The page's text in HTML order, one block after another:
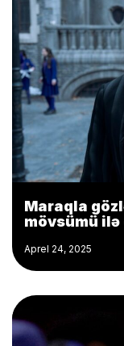
Maraqla
mövsümü ilə
Aprel 24, 2025